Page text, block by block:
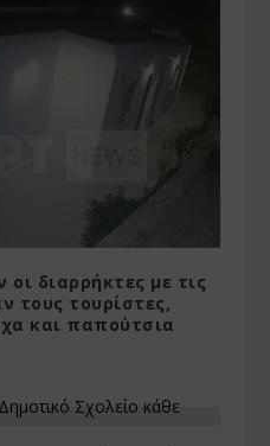
διαρρήκτες με τις
τους τουρίστες,
και παπούτσια